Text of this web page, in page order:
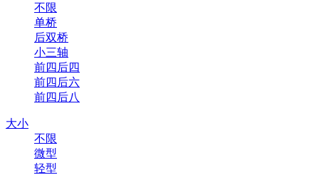
不限
单桥
后双桥
小三轴
前四后四
前四后六
前四后八
大小
不限
微型
轻型